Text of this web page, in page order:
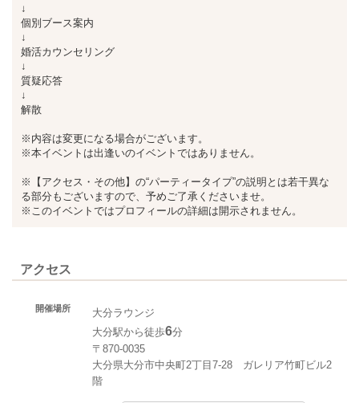
↓
個別ブース案内
↓
婚活カウンセリング
↓
質疑応答
↓
解散
※内容は変更になる場合がございます。
※本イベントは出逢いのイベントではありません。
※【アクセス・その他】の“パーティータイプ”の説明とは若干異な
る部分もございますので、予めご了承くださいませ。
※このイベントではプロフィールの詳細は開示されません。
アクセス
開催場所
大分ラウンジ
大分駅から徒歩6分
〒870-0035
大分県大分市中央町2丁目7-28 ガレリア竹町ビル2
階